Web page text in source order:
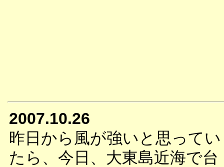
2007.10.26
昨日から風が強いと思ってい
たら、今日、大東島近海で台